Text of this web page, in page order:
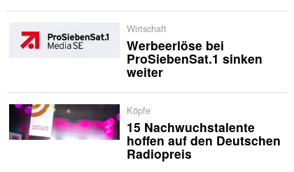
Wirtschaft
Werbeerlöse bei
ProSiebenSat.1 sinken
weiter
Köpfe
15 Nachwuchstalente
hoffen auf den Deutschen
Radiopreis